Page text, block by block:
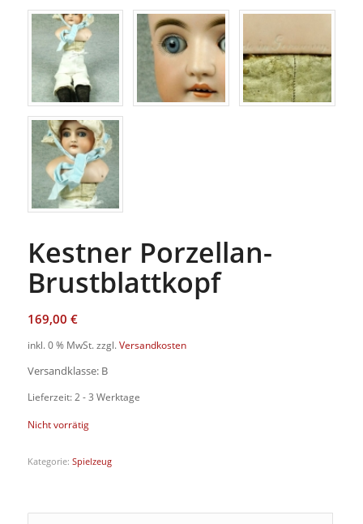
Kestner Porzellan-
Brustblattkopf
169,00 €
inkl. 0 % MwSt. zzgl.Versandkosten
Versandklasse: B
Lieferzeit: 2 - 3 Werktage
Nicht vorrätig
Kategorie: Spielzeug